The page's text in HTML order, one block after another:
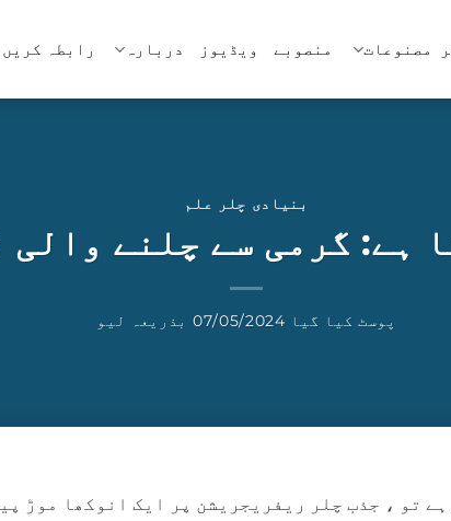
مصنوعات منصوبے ویڈیوز دربارہ رابطہ
بنیادی چلر علم
ہے: گرمی سے چلنے والی
پوسٹ کیا گیا 07/05/2024 بذریعہ لیو
تو ، جذب چلر ریفریجریشن پر ایک انوکھا موڑ